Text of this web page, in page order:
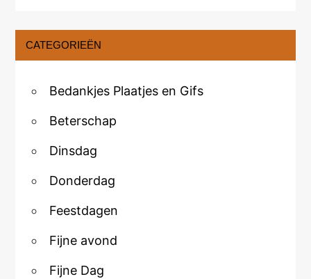
CATEGORIEËN
Bedankjes Plaatjes en Gifs
Beterschap
Dinsdag
Donderdag
Feestdagen
Fijne avond
Fijne Dag